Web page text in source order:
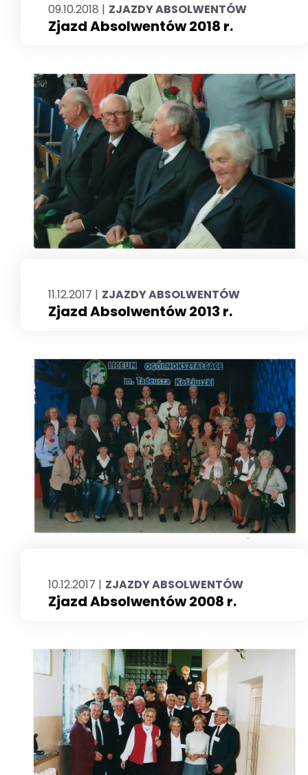
09.10.2018 | ZJAZDY ABSOLWENTÓW
Zjazd Absolwentów 2018 r.
11.12.2017 | ZJAZDY ABSOLWENTÓW
Zjazd Absolwentów 2013 r.
10.12.2017 | ZJAZDY ABSOLWENTÓW
Zjazd Absolwentów 2008 r.